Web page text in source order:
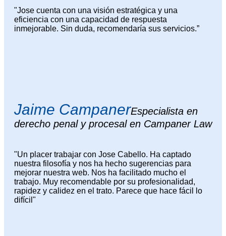
"Jose cuenta con una visión estratégica y una
eficiencia con una capacidad de respuesta
inmejorable. Sin duda, recomendaría sus servicios.”
Jaime CampanerEspecialista en
derecho penal y procesal en Campaner Law
"Un placer trabajar con Jose Cabello. Ha captado
nuestra filosofía y nos ha hecho sugerencias para
mejorar nuestra web. Nos ha facilitado mucho el
trabajo. Muy recomendable por su profesionalidad,
rapidez y calidez en el trato. Parece que hace fácil lo
difícil"